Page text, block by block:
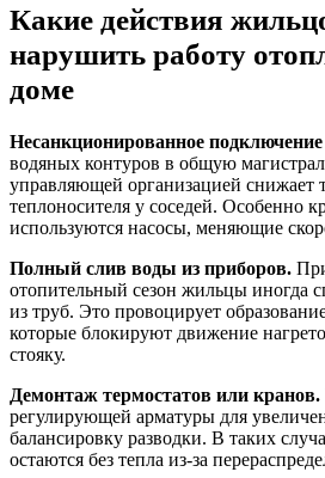
Какие действия
нарушить работу
доме
Несанкционированное
водяных контуров в общую
управляющей организацией снижает
теплоносителя у соседей. Особенно
используются насосы, меняющие
Полный слив воды из приборов.
отопительный сезон жильцы иногда
из труб. Это провоцирует
которые блокируют движение
стояку.
Демонтаж термостатов или кранов.
регулирующей арматуры для
балансировку разводки. В таких
остаются без тепла из-за